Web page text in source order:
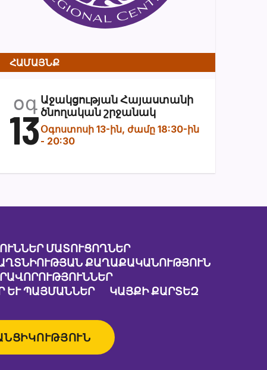
ՀԱՄԱՅՆՔ
օգ
13
Աջակցության Հայաստանի
ծնողական շրջանակ
Օգոստոսի 13-ին, ժամը 18:30-ին
- 20:30
ՄԱՏՈՒՑՈՂՆԵՐ
ՔԱՂԱՔԱԿԱՆՈՒԹՅՈՒՆ
ԵՒ ՊԱՅՄԱՆՆԵՐ
ԿԱՅՔԻ ՔԱՐՏԵԶ